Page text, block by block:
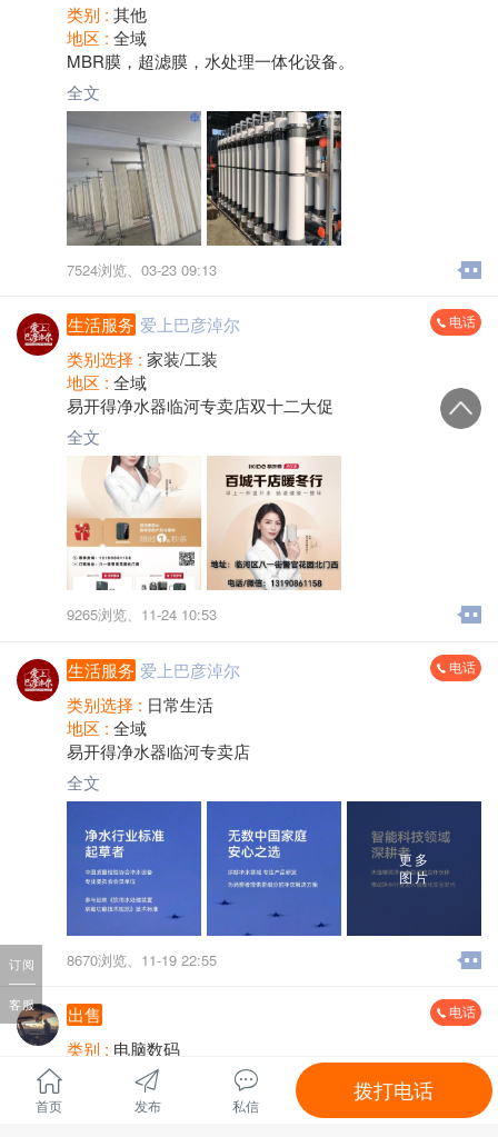
类别 : 其他
地区 : 全域
MBR膜，超滤膜，水处理一体化设备。
全文
7524浏览、 03-23 09:13
生活服务 爱上巴彦淖尔 电话
类别选择 : 家装/工装
地区 : 全域
易开得净水器临河专卖店双十二大促
全文
9265浏览、 11-24 10:53
生活服务 爱上巴彦淖尔 电话
类别选择 : 日常生活
地区 : 全域
易开得净水器临河专卖店
全文
更多
图片
8670浏览、 11-19 22:55
出售 电话
类别 : 电脑数码
全域
出一台自用12代i5.RTX2060super主机+显示器一套。主
机加装一块500g硬盘，显示器是144hz高刷电竞显示器。
首页 发布 私信
拨打电话
订阅
客服